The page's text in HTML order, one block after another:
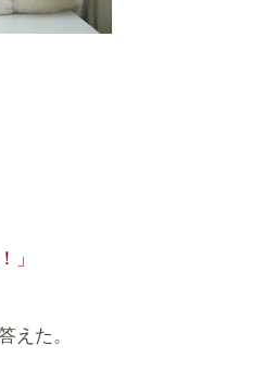
」
えた。